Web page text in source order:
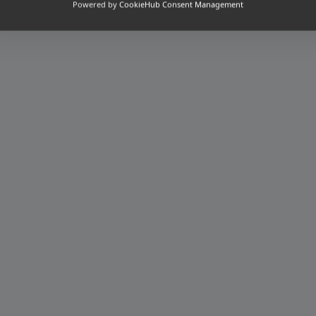
Powered by CookieHub Consent Management